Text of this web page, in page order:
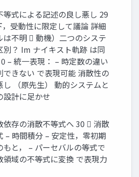
等式による記述の良し悪し 29
，受動性に限定して議論 詳細
は不明  動機）二つのシステ
別？ Im ナイキスト軌跡 は同
0 – 統一表現： – 時定数の違い
できない で表現可能 消散性の
し （原先生） 動的システムと
設計に足かせ
依存の消散不等式へ 30  消散
– 時間積分 – 安定性，零初期
もと， – パーセバルの等式で
領域の不等式に変換 で表現力